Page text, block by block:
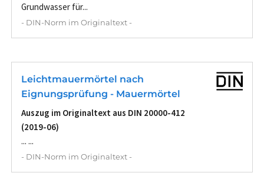
Grundwasser für...
- DIN-Norm im Originaltext -
Leichtmauermörtel nach
Eignungsprüfung - Mauermörtel
Auszug im Originaltext aus DIN 20000-412
(2019-06)
... ...
- DIN-Norm im Originaltext -